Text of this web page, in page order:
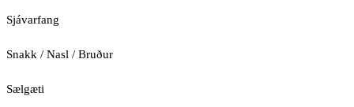
Sjávarfang
Snakk / Nasl / Bruður
Sælgæti